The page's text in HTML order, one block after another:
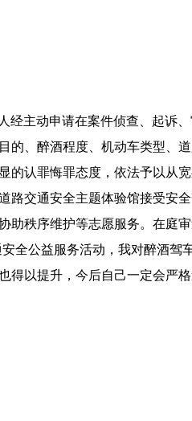
经主动申请在案件侦查、起诉
的、醉酒程度、机动车类型、
认罪悔罪态度，依法予以从宽
路交通安全主题体验馆接受安
助秩序维护等志愿服务。在庭
全公益服务活动，我对醉酒驾
得以提升，今后自己一定会严